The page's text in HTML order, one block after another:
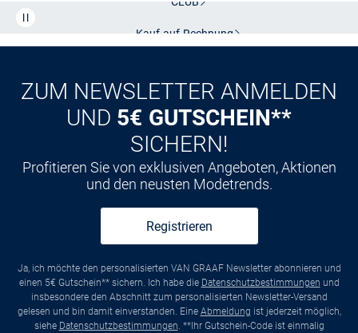
Kauf auf Rechnung
ZUM NEWSLETTER ANMELDEN
UND 5€ GUTSCHEIN**
SICHERN!
Profitieren Sie von exklusiven Angeboten, Aktionen
und den neusten Modetrends.
Registrieren
Ja, ich möchte den personalisierten VAN GRAAF Newsletter abonnieren und
einen 5€ Gutschein** sichern. Ich habe die Datenschutzbestimmungen und
insbesondere den Abschnitt zum personalisierten Newsletter-Versand
gelesen und bin damit einverstanden. Eine Abmeldung ist jederzeit möglich,
siehe Datenschutzbestimmungen. **Ihr Gutschein-Code ist einmalig